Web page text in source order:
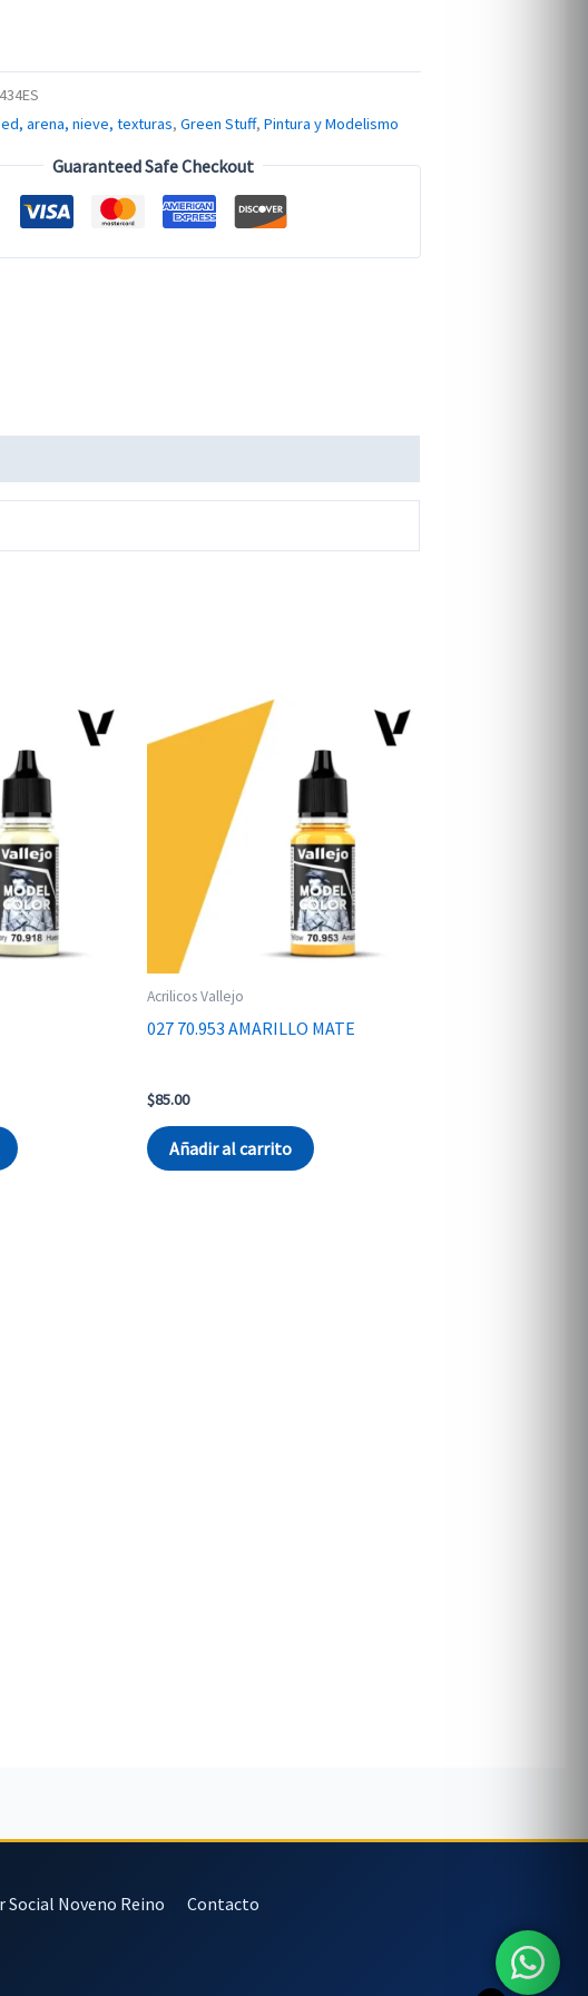
arena, nieve, texturas, Green Stuff, Pintura y Modelismo
Guaranteed Safe Checkout
Acrilicos Vallejo
027 70.953 AMARILLO MATE
$85.00
Añadir al carrito
Social Noveno Reino Contacto